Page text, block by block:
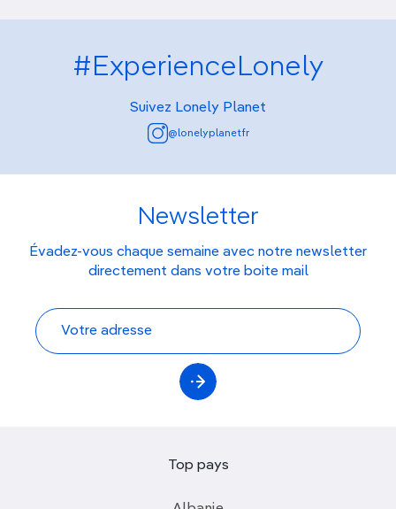
#ExperienceLonely
Suivez Lonely Planet
@lonelyplanetfr
Newsletter
Évadez-vous chaque semaine avec notre newsletter
directement dans votre boite mail
Top pays